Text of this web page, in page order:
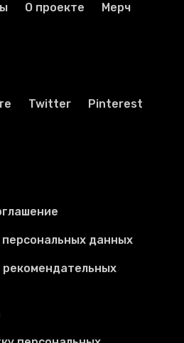
О проекте Мерч
Twitter Pinterest
данных
рекомендательных